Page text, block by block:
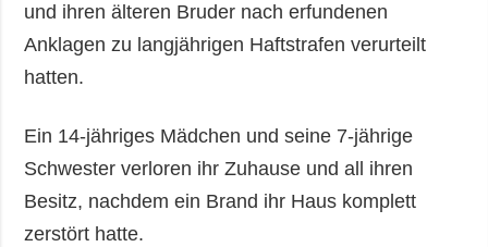
und ihren älteren Bruder nach erfundenen
Anklagen zu langjährigen Haftstrafen verurteilt
hatten.
Ein 14-jähriges Mädchen und seine 7-jährige
Schwester verloren ihr Zuhause und all ihren
Besitz, nachdem ein Brand ihr Haus komplett
zerstört hatte.